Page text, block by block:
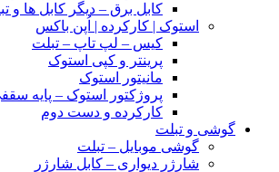
کابل برق – دیگر کابل ها و
استوک | کارکرده | اُپن باکس
کیس – لپ تاپ – تبلت
پرینتر و کپی استوک
مانیتور استوک
پروژکتور استوک – پایه
کارکرده و دست دوم
گوشی و تبلت
گوشی موبایل – تبلت
شارژر دیواری – کابل شارژر